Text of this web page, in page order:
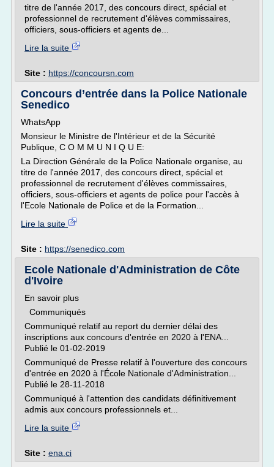
titre de l'année 2017, des concours direct, spécial et
professionnel de recrutement d'élèves commissaires,
officiers, sous-officiers et agents de...
Lire la suite
Site : https://concoursn.com
Concours d’entrée dans la Police Nationale
Senedico
WhatsApp
Monsieur le Ministre de l'Intérieur et de la Sécurité
Publique, C O M M U N I Q U E:
La Direction Générale de la Police Nationale organise, au
titre de l'année 2017, des concours direct, spécial et
professionnel de recrutement d'élèves commissaires,
officiers, sous-officiers et agents de police pour l'accès à
l'Ecole Nationale de Police et de la Formation...
Lire la suite
Site : https://senedico.com
Ecole Nationale d'Administration de Côte
d'Ivoire
En savoir plus
Communiqués
Communiqué relatif au report du dernier délai des
inscriptions aux concours d'entrée en 2020 à l'ENA...
Publié le 01-02-2019
Communiqué de Presse relatif à l'ouverture des concours
d'entrée en 2020 à l'École Nationale d'Administration...
Publié le 28-11-2018
Communiqué à l'attention des candidats définitivement
admis aux concours professionnels et...
Lire la suite
Site : ena.ci